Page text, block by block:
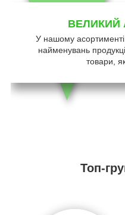
ВЕЛИКИЙ
У нашому
найменувань
товари,
Топ-